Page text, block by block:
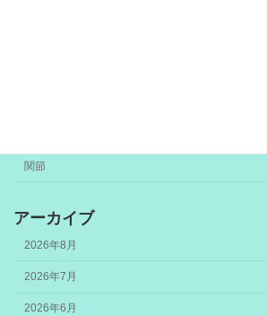
関節
アーカイブ
2026年8月
2026年7月
2026年6月